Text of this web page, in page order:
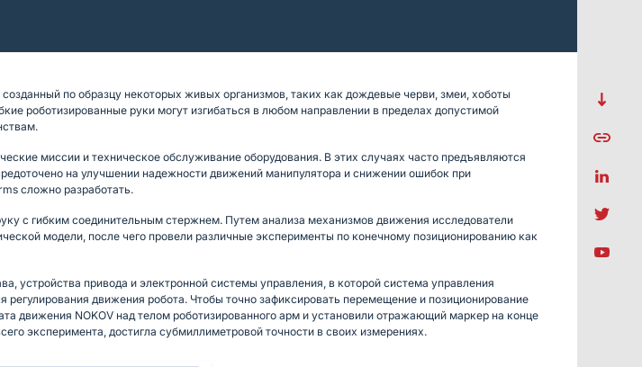
по образцу некоторых живых организмов, таких как дождевые черви, змеи, хоботы
роботизированные руки могут изгибаться в любом направлении в пределах допустимой
миссии и техническое обслуживание оборудования. В этих случаях часто предъявляются
на улучшении надежности движений манипулятора и снижении ошибок при
сложно разработать.
с гибким соединительным стержнем. Путем анализа механизмов движения исследователи
модели, после чего провели различные эксперименты по конечному позиционированию как
устройства привода и электронной системы управления, в которой система управления
движения робота. Чтобы точно зафиксировать перемещение и позиционирование
движения NOKOV над телом роботизированного арм и установили отражающий маркер на конце
эксперимента, достигла субмиллиметровой точности в своих измерениях.